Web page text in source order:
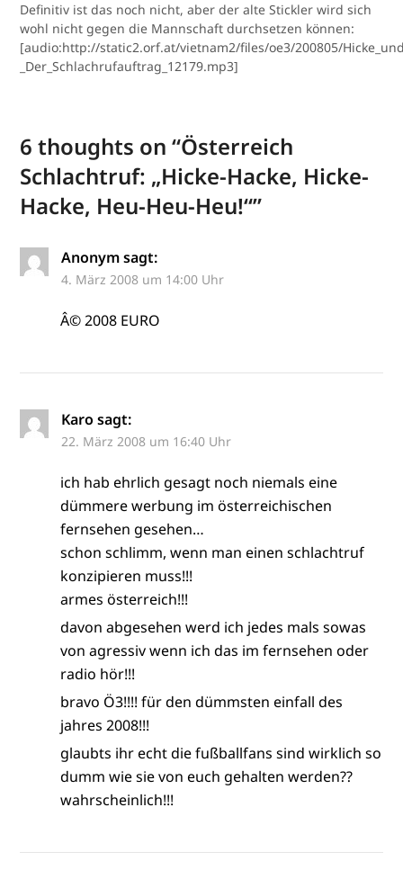
Definitiv ist das noch nicht, aber der alte Stickler wird sich
wohl nicht gegen die Mannschaft durchsetzen können:
[audio:http://static2.orf.at/vietnam2/files/oe3/200805/
_Der_Schlachrufauftrag_12179.mp3]
6 thoughts on “Österreich
Schlachtruf: „Hicke-Hacke, Hicke-
Hacke, Heu-Heu-Heu!“”
Anonym sagt:
4. März 2008 um 14:00 Uhr
Â© 2008 EURO
Karo sagt:
22. März 2008 um 16:40 Uhr
ich hab ehrlich gesagt noch niemals eine
dümmere werbung im österreichischen
fernsehen gesehen…
schon schlimm, wenn man einen schlachtruf
konzipieren muss!!!
armes österreich!!!
davon abgesehen werd ich jedes mals sowas
von agressiv wenn ich das im fernsehen oder
radio hör!!!
bravo Ö3!!!! für den dümmsten einfall des
jahres 2008!!!
glaubts ihr echt die fußballfans sind wirklich so
dumm wie sie von euch gehalten werden??
wahrscheinlich!!!